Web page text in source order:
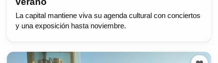
La capital mantiene viva su agenda cultural con conciertos
y una exposición hasta noviembre.